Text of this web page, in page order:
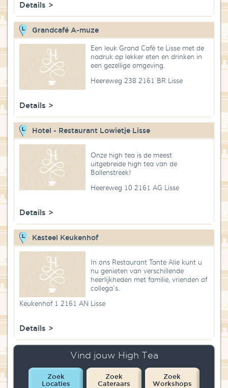
Details >
Grandcafé A-muze
Een leuk Grand Café te Lisse met de
nadruk op lekker eten en drinken in
een gezellige omgeving.
Heereweg 238 2161 BR Lisse
Details >
Hotel - Restaurant Lowietje Lisse
Onze high tea is de meest
uitgebreide high tea van de
Bollenstreek!
Heereweg 10 2161 AG Lisse
Details >
Kasteel Keukenhof
In ons Restaurant Tante Alie kunt u
nu genieten van verschillende
heerlijkheden met familie, vrienden of
collega's.
Keukenhof 1 2161 AN Lisse
Details >
Vind jouw High Tea
Zoek
Locaties
Zoek
Cateraars
Zoek
Workshops